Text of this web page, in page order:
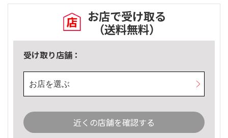
お店で受け取る
（送料無料）
受け取り店舗：
お店を選ぶ
近くの店舗を確認する